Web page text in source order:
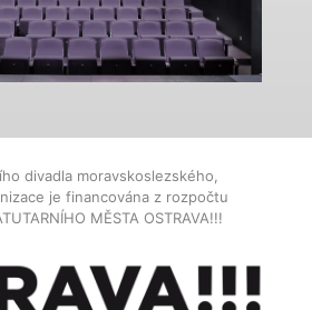
divadla moravskoslezského,
je financována z rozpočtu
MĚSTA OSTRAVA!!!